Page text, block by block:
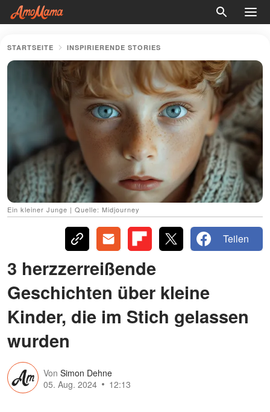
STARTSEITE INSPIRIERENDE STORIES
Ein kleiner Junge | Quelle: Midjourney
Teilen
3 herzzerreißende
Geschichten über kleine
Kinder, die im Stich gelassen
wurden
Von Simon Dehne
05. Aug. 2024
12:13